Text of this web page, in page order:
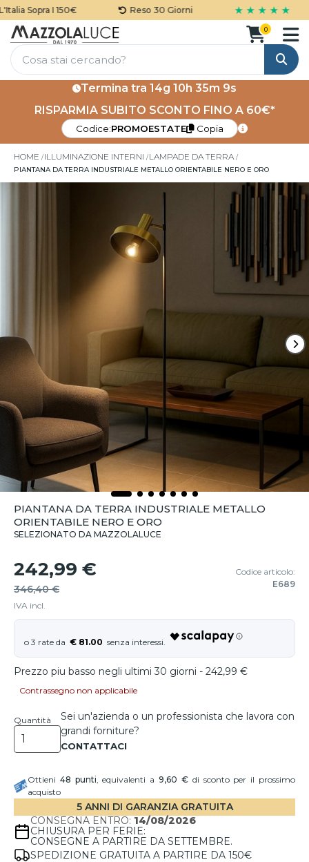
Sopra I 150€ Reso 30 Giorni ★ ★ ★ ★ ★
Cerca
0
Termina tra 14g 10h 35m 9s
RISPARMIA SUBITO SCONTO FINO A 60€*
Codice:PROMOESTATE Copia
HOME ILLUMINAZIONE INTERNI LAMPADE DA TERRA
PIANTANA DA TERRA INDUSTRIALE METALLO ORIENTABILE NERO E ORO
PIANTANA DA TERRA INDUSTRIALE METALLO
ORIENTABILE NERO E ORO
SELEZIONATO DA MAZZOLALUCE
242,99 €
346,40 €
IVA incl.
Codice articolo:
E689
€ 81.00
Prezzo piu basso negli ultimi 30 giorni - 242,99 €
Contrassegno non applicabile
Quantità
Sei un'azienda o un professionista che lavora con
grandi forniture?
Ottieni 48 punti, equivalenti a9,60 €di sconto per il prossimo
acquisto
5 ANNI DI GARANZIA GRATUITA
CONSEGNA ENTRO: 14/08/2026
CHIUSURA PER FERIE:
CONSEGNE A PARTIRE DA SETTEMBRE.
SPEDIZIONE GRATUITA A PARTIRE DA 150€